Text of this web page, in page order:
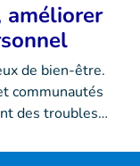
améliorer
de bien-être.
communautés
des troubles…